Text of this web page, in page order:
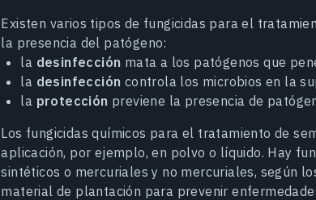
Existen varios tipos de fungicidas para el
la presencia del patógeno:
la desinfección mata a los patógenos que
la desinfección controla los microbios en la
la protección previene la presencia de
Los fungicidas químicos para el tratamiento de
aplicación, por ejemplo, en polvo o líquido. Hay
sintéticos o mercuriales y no mercuriales, según
material de plantación para prevenir